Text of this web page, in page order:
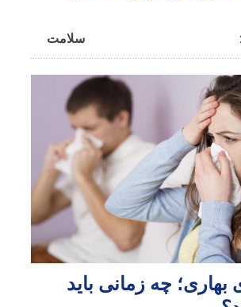
سلامت
چه زمانی باید